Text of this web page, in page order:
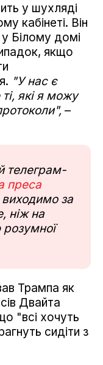
у шухляді
кабінеті. Він
Білому домі
якщо
"У нас є
які я можу
–
телеграм-
преса
за
ніж на
розумної
Трампа як
Двайта
"всі хочуть
сидіти з